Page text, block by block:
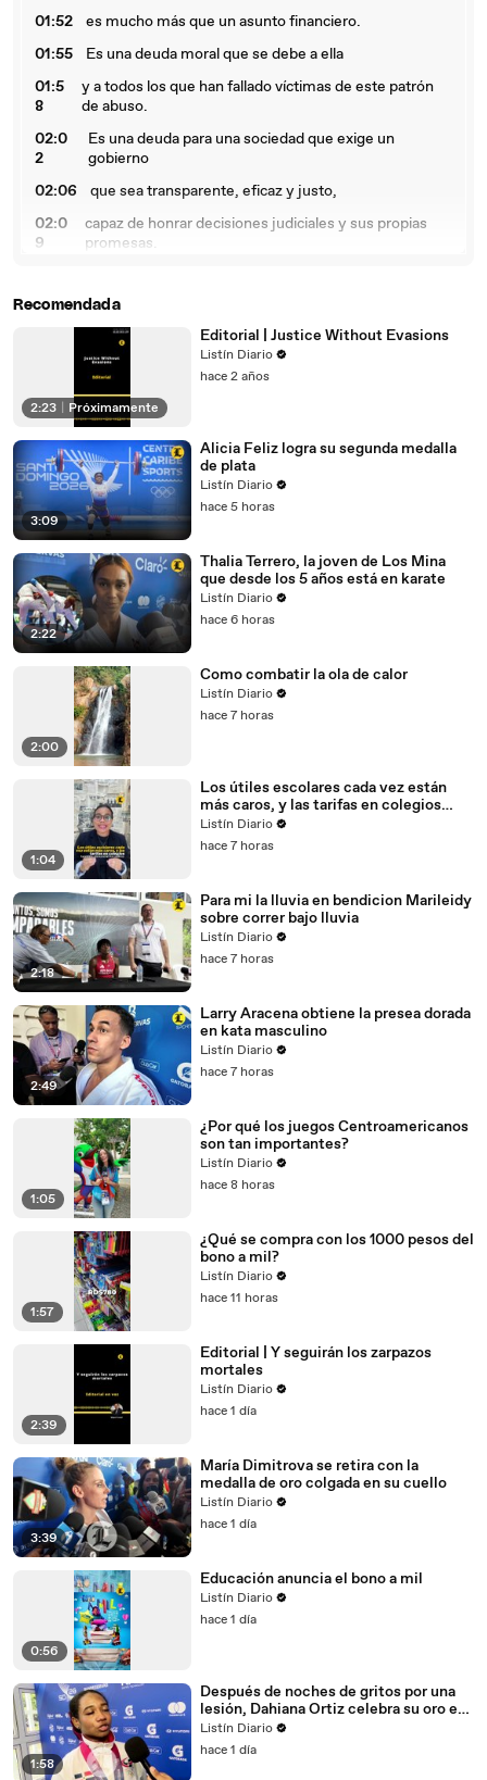
01:52
es mucho más que un asunto financiero.
01:55
Es una deuda moral que se debe a ella
01:5
8
y a todos los que han fallado víctimas de este patrón
de abuso.
02:0
2
Es una deuda para una sociedad que exige un
gobierno
02:06
que sea transparente, eficaz y justo,
02:0
9
capaz de honrar decisiones judiciales y sus propias
promesas.
Recomendada
2:23 Próximamente
Editorial | Justice Without Evasions
Listín Diario
hace 2 años
3:09
Alicia Feliz logra su segunda medalla
de plata
Listín Diario
hace 5 horas
2:22
Thalia Terrero, la joven de Los Mina
que desde los 5 años está en karate
Listín Diario
hace 6 horas
2:00
Como combatir la ola de calor
Listín Diario
hace 7 horas
1:04
Los útiles escolares cada vez están
más caros, y las tarifas en colegios
también; denuncian las padres
Listín Diario
hace 7 horas
2:18
Para mi la lluvia en bendicion Marileidy
sobre correr bajo lluvia
Listín Diario
hace 7 horas
2:49
Larry Aracena obtiene la presea dorada
en kata masculino
Listín Diario
hace 7 horas
1:05
¿Por qué los juegos Centroamericanos
son tan importantes?
Listín Diario
hace 8 horas
1:57
¿Qué se compra con los 1000 pesos del
bono a mil?
Listín Diario
hace 11 horas
2:39
Editorial | Y seguirán los zarpazos
mortales
Listín Diario
hace 1 día
3:39
María Dimitrova se retira con la
medalla de oro colgada en su cuello
Listín Diario
hace 1 día
0:56
Educación anuncia el bono a mil
Listín Diario
hace 1 día
1:58
Después de noches de gritos por una
lesión, Dahiana Ortiz celebra su oro en
pesas
Listín Diario
hace 1 día